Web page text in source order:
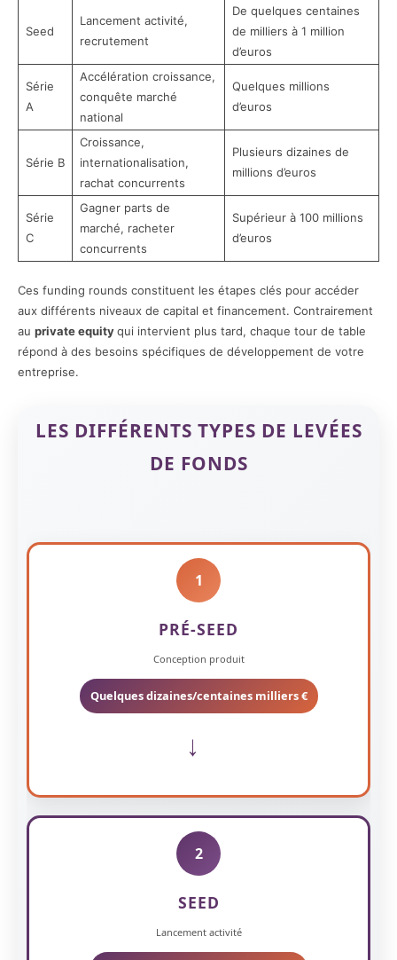
Seed
Lancement activité,
recrutement
De quelques centaines
de milliers à 1 million
d’euros
Série
A
Accélération croissance,
conquête marché
national
Quelques millions
d’euros
Série B
Croissance,
internationalisation,
rachat concurrents
Plusieurs dizaines de
millions d’euros
Série
C
Gagner parts de
marché, racheter
concurrents
Supérieur à 100 millions
d’euros
Ces funding rounds constituent les étapes clés pour accéder
aux différents niveaux de capital et financement. Contrairement
au private equityqui intervient plus tard, chaque tour de table
répond à des besoins spécifiques de développement de votre
entreprise.
LES DIFFÉRENTS TYPES DE LEVÉES
DE FONDS
1
PRÉ-SEED
Conception produit
Quelques dizaines/centaines milliers €
→
2
SEED
Lancement activité